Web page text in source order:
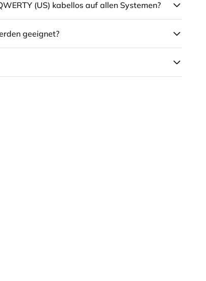
(US) kabellos auf allen Systemen?
geeignet?